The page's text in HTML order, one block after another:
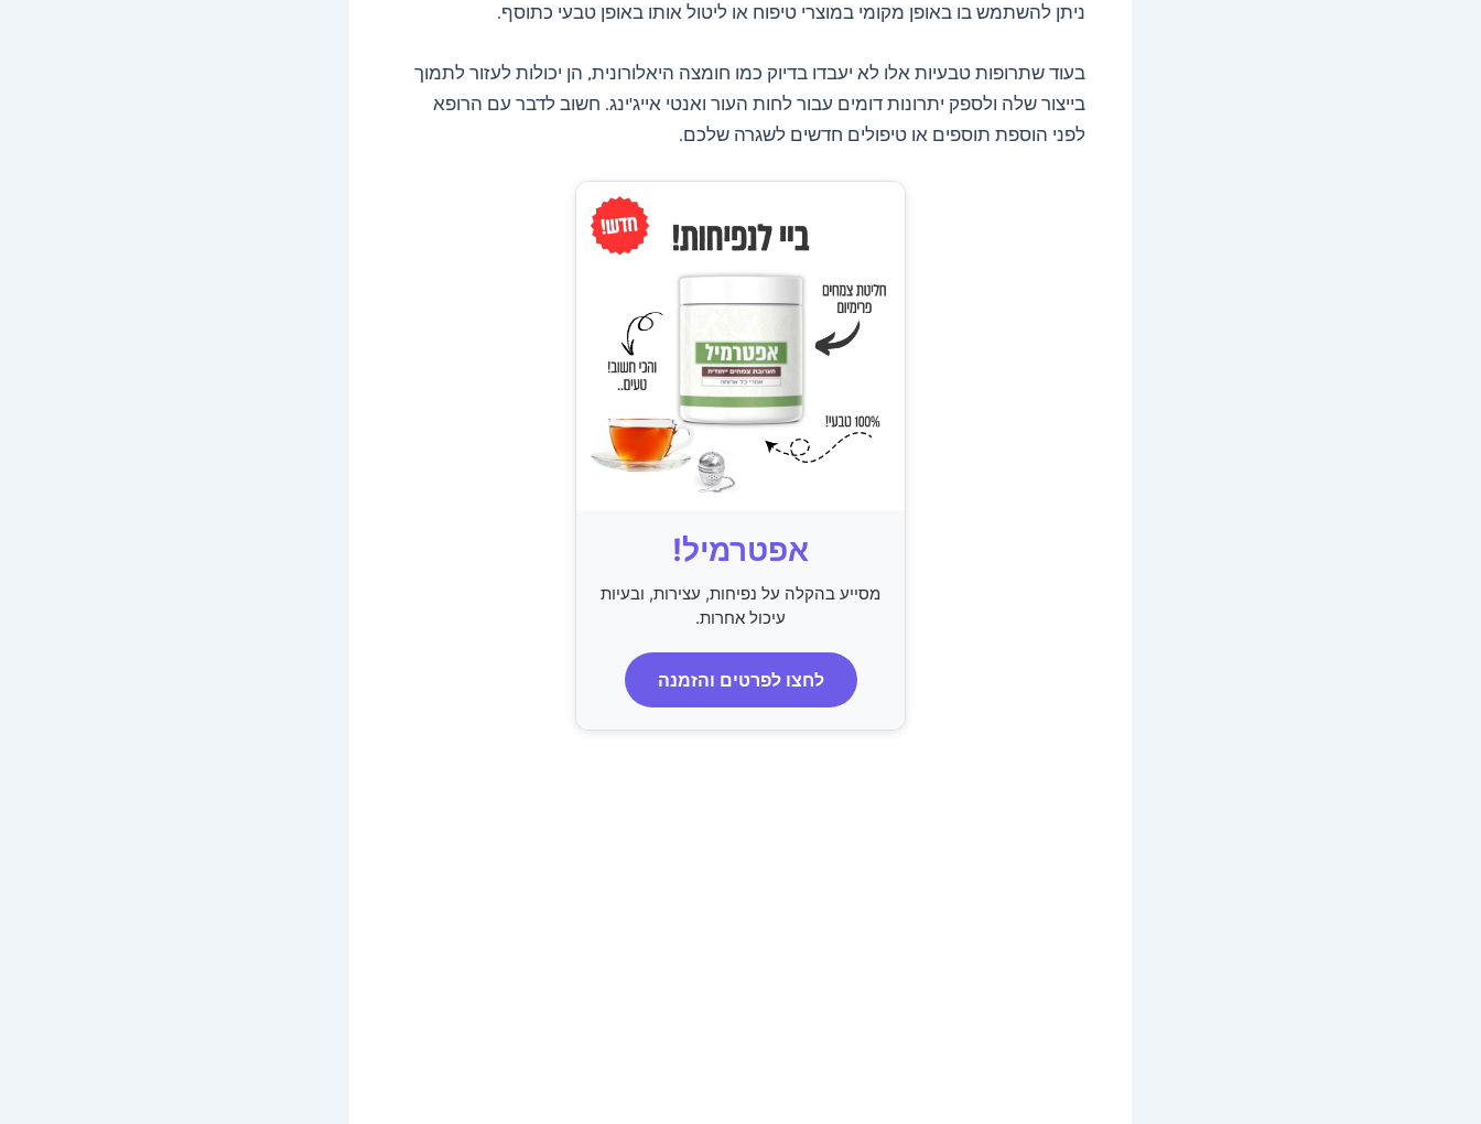
ניתן להשתמש בו באופן מקומי במוצרי טיפוח או ליטול אותו באופן טבעי כתוסף.
בעוד שתרופות טבעיות אלו לא יעבדו בדיוק כמו חומצה היאלורונית, הן יכולות לעזור לתמוך
בייצור שלה ולספק יתרונות דומים עבור לחות העור ואנטי אייג'ינג. חשוב לדבר עם הרופא
לפני הוספת תוספים או טיפולים חדשים לשגרה שלכם.
אפטרמיל!
מסייע בהקלה על נפיחות, עצירות, ובעיות
עיכול אחרות.
לחצו לפרטים והזמנה